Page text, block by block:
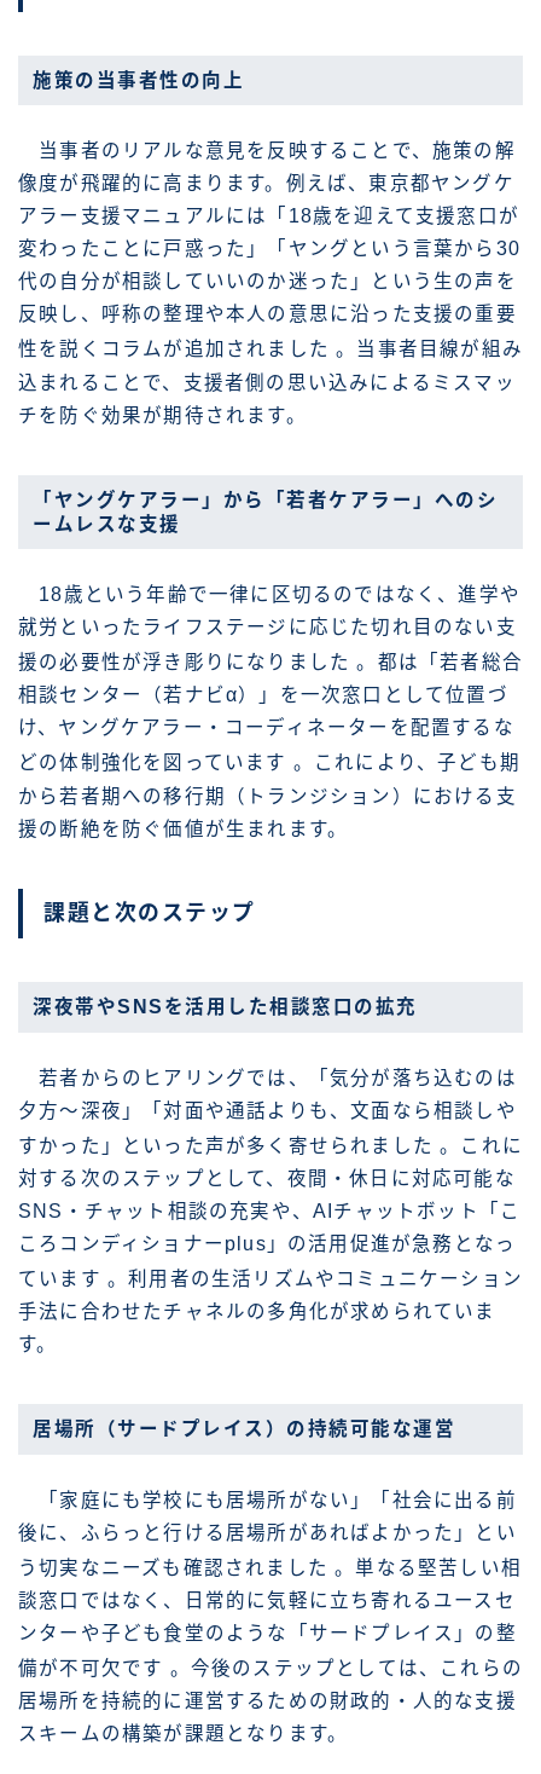
施策の当事者性の向上
当事者のリアルな意見を反映することで、施策の解
像度が飛躍的に高まります。例えば、東京都ヤングケ
アラー支援マニュアルには「18歳を迎えて支援窓口が
変わったことに戸惑った」「ヤングという言葉から30
代の自分が相談していいのか迷った」という生の声を
反映し、呼称の整理や本人の意思に沿った支援の重要
性を説くコラムが追加されました。当事者目線が組み
込まれることで、支援者側の思い込みによるミスマッ
チを防ぐ効果が期待されます。
「ヤングケアラー」から「若者ケアラー」へのシ
ームレスな支援
18歳という年齢で一律に区切るのではなく、進学や
就労といったライフステージに応じた切れ目のない支
援の必要性が浮き彫りになりました。都は「若者総合
相談センター（若ナビα）」を一次窓口として位置づ
け、ヤングケアラー・コーディネーターを配置するな
どの体制強化を図っています 。これにより、子ども期
から若者期への移行期（トランジション）における支
援の断絶を防ぐ価値が生まれます。
課題と次のステップ
深夜帯やSNSを活用した相談窓口の拡充
若者からのヒアリングでは、「気分が落ち込むのは
夕方〜深夜」「対面や通話よりも、文面なら相談しや
すかった」といった声が多く寄せられました。これに
対する次のステップとして、夜間・休日に対応可能な
SNS・チャット相談の充実や、AIチャットボット「こ
ころコンディショナーplus」の活用促進が急務となっ
ています 。利用者の生活リズムやコミュニケーション
手法に合わせたチャネルの多角化が求められていま
す。
居場所（サードプレイス）の持続可能な運営
「家庭にも学校にも居場所がない」「社会に出る前
後に、ふらっと行ける居場所があればよかった」とい
う切実なニーズも確認されました。単なる堅苦しい相
談窓口ではなく、日常的に気軽に立ち寄れるユースセ
ンターや子ども食堂のような「サードプレイス」の整
備が不可欠です 。今後のステップとしては、これらの
居場所を持続的に運営するための財政的・人的な支援
スキームの構築が課題となります。